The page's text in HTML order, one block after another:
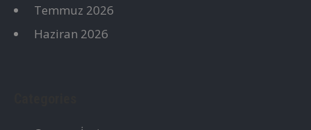
Temmuz 2026
Haziran 2026